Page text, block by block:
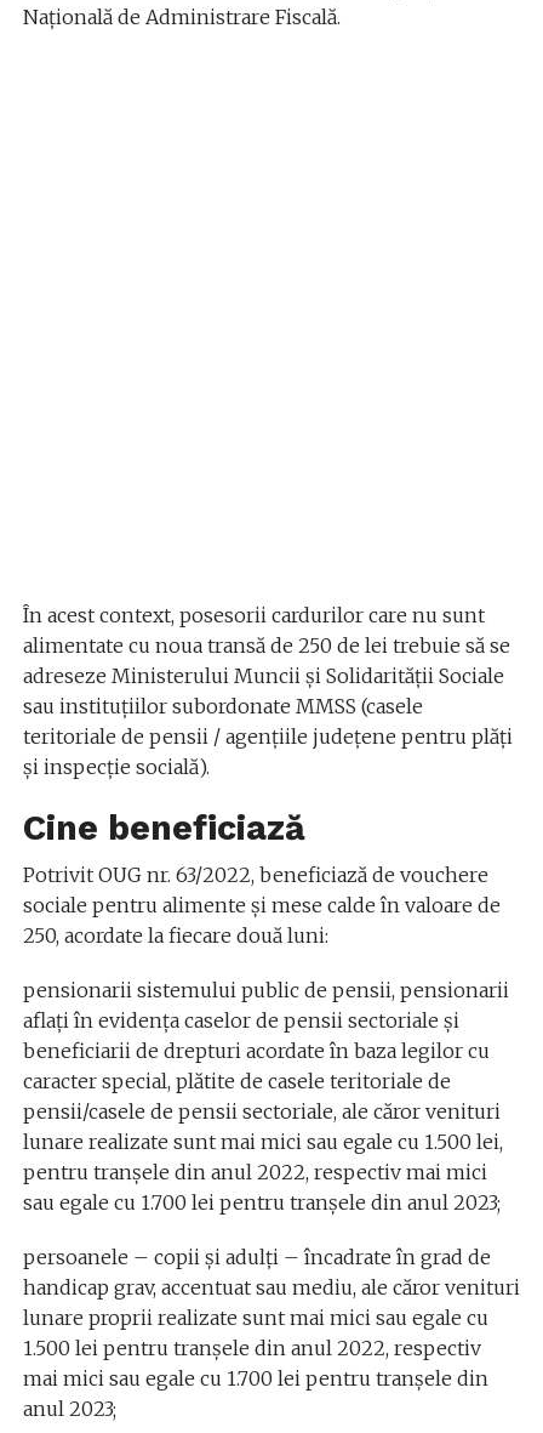
Națională de Administrare Fiscală.
În acest context, posesorii cardurilor care nu sunt
alimentate cu noua transă de 250 de lei trebuie să se
adreseze Ministerului Muncii și Solidarității Sociale
sau instituțiilor subordonate MMSS (casele
teritoriale de pensii / agențiile județene pentru plăți
și inspecție socială).
Cine beneficiază
Potrivit OUG nr. 63/2022, beneficiază de vouchere
sociale pentru alimente și mese calde în valoare de
250, acordate la fiecare două luni:
pensionarii sistemului public de pensii, pensionarii
aflați în evidența caselor de pensii sectoriale și
beneficiarii de drepturi acordate în baza legilor cu
caracter special, plătite de casele teritoriale de
pensii/casele de pensii sectoriale, ale căror venituri
lunare realizate sunt mai mici sau egale cu 1.500 lei,
pentru tranșele din anul 2022, respectiv mai mici
sau egale cu 1.700 lei pentru tranșele din anul 2023;
persoanele – copii și adulți – încadrate în grad de
handicap grav, accentuat sau mediu, ale căror venituri
lunare proprii realizate sunt mai mici sau egale cu
1.500 lei pentru tranșele din anul 2022, respectiv
mai mici sau egale cu 1.700 lei pentru tranșele din
anul 2023;